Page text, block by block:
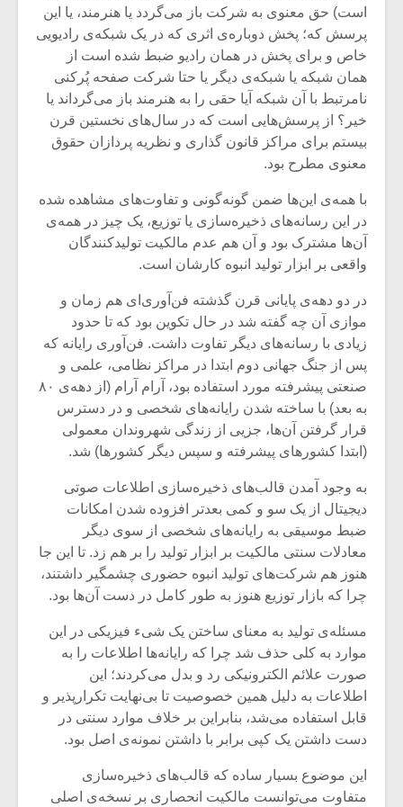
است) حق معنوی به شرکت باز می‌گردد یا هنرمند، یا این
پرسش که؛ پخش دوباره‌ی اثری که در یک شبکه‌ی رادیویی
خاص و برای پخش در همان رادیو ضبط شده است از
همان شبکه یا شبکه‌ی دیگر یا حتا شرکت صفحه پُرکنی
نامرتبط با آن شبکه آیا حقی را به هنرمند باز‌ می‌گرداند یا
خیر؟ از پرسش‌هایی است که در سال‌های نخستین قرن
بیستم برای مراکز قانون گذاری و نظریه پردازان حقوق
معنوی مطرح بود.
با همه‌ی این‌ها ضمن گونه‌گونی و تفاوت‌های مشاهده شده
در این رسانه‌های ذخیره‌سازی یا توزیع، یک چیز در همه‌ی
آن‌ها مشترک بود و آن هم عدم مالکیت تولید‌کنندگان
واقعی بر ابزار تولید انبوه کارشان است.
در دو دهه‌ی پایانی قرن گذشته فن‌آوری‌ای هم زمان و
موازی آن چه گفته شد در حال تکوین بود که تا حدود
زیادی با رسانه‌های دیگر تفاوت داشت. فن‌آوری رایانه که
پس از جنگ جهانی دوم ابتدا در مراکز نظامی، علمی و
صنعتی پیشرفته مورد استفاده بود، آرام آرام (از دهه‌ی ۸۰
به بعد) با ساخته شدن رایانه‌های شخصی و در دسترس
قرار گرفتن آن‌ها، جزیی از زندگی شهروندان معمولی
(ابتدا کشور‌های پیشرفته و سپس دیگر کشورها) شد.
به وجود آمدن قالب‌های ذخیره‌سازی اطلاعات صوتی
دیجیتال از یک سو و کمی بعدتر افزوده شدن امکانات
ضبط موسیقی به رایانه‌های شخصی از سوی دیگر
معادلات سنتی مالکیت بر ابزار تولید را بر هم زد. تا این جا
هنوز هم شرکت‌های تولید انبوه حضوری چشمگیر داشتند،
چرا که بازار توزیع هنوز به طور کامل در دست آن‌ها بود.
مسئله‌ی تولید به معنای ساختن یک شیء فیزیکی در این
موارد به کلی حذف شد چرا که رایانه‌ها اطلاعات را به
صورت علائم الکترونیکی رد و بدل می‌کردند؛ این
اطلاعات به دلیل همین خصوصیت تا بی‌نهایت تکرارپذیر و
قابل استفاده می‌شد، بنابراین بر خلاف موارد سنتی در
دست داشتن یک کپی برابر با داشتن نمونه‌ی اصل بود.
این موضوع بسیار ساده که قالب‌های ذخیره‌سازی
متفاوت می‌توانست مالکیت انحصاری بر نسخه‌ی اصلی